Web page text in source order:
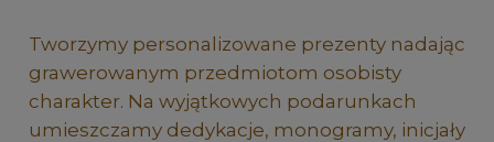
Tworzymy personalizowane prezenty nadając
grawerowanym przedmiotom osobisty
charakter. Na wyjątkowych podarunkach
umieszczamy dedykacje, monogramy, inicjały